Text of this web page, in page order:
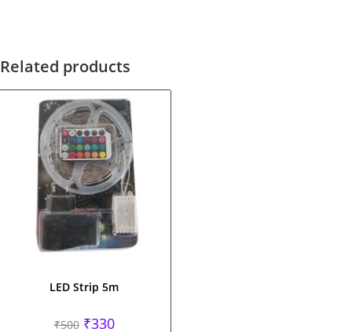
Related products
LED Strip 5m
₹500 Original
₹330Current